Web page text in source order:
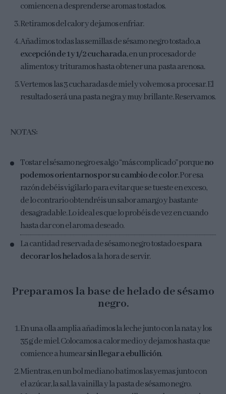
comiencen a desprenderse aromas tostados.
Retiramos del calor y dejamos enfriar.
Añadimos todas las semillas de sésamo negro tostado,a
excepción de 1 y 1/2 cucharada, en un procesador de
alimentos y trituramos hasta obtener una pasta arenosa.
Vertemos las 3 cucharadas de miel y volvemos a procesar. El
resultado será una pasta negra y muy brillante. Reservamos.
NOTAS:
Tostar el sésamo negro es algo “más complicado” porqueno
podemos orientarnos por su cambio de color. Por esa
razón debéis vigilarlo para evitar que se tueste en exceso,
de lo contrario obtendréis un sabor amargo y bastante
desagradable. Lo ideal es que lo probéis de vez en cuando
hasta dar con el aroma deseado.
La cantidad reservada de sésamo negro tostado espara
decorar los heladosa la hora de servir.
Preparamos la base de helado de sésamo
negro.
En una olla amplia añadimos la leche junto con la nata y los
35 g de miel. Colocamos a calor medio y dejamos hasta que
comience a humearsin llegar a ebullición.
Mientras, en un bol mediano batimos las yemas junto con
el azúcar, la sal, la vainilla y la pasta de sésamo negro.